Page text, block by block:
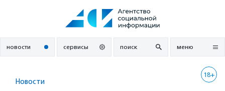
новости сервисы поиск меню
18+
Новости